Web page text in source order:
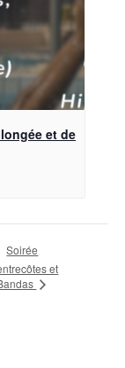
et de
Soirée
et